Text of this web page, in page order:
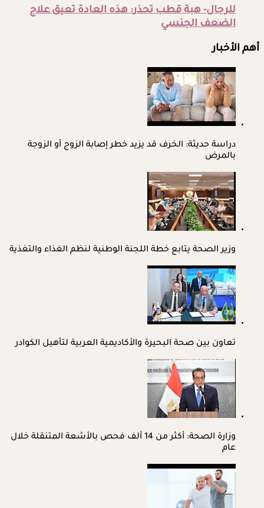
للرجال- هبة قطب تحذر: هذه العادة تعيق علاج
الضعف الجنسي
أهم الأخبار
دراسة حديثة: الخرف قد يزيد خطر إصابة الزوج أو الزوجة
بالمرض
وزير الصحة يتابع خطة اللجنة الوطنية لنظم الغذاء والتغذية
تعاون بين صحة البحيرة والأكاديمية العربية لتأهيل الكوادر
وزارة الصحة: أكثر من 14 ألف فحص بالأشعة المتنقلة خلال
عام